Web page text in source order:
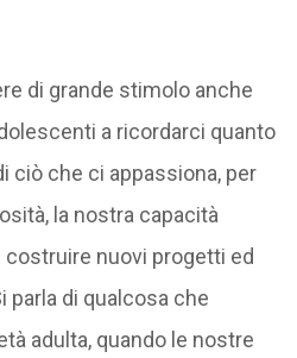
di grande stimolo anche
a ricordarci quanto
ciò che ci appassiona, per
la nostra capacità
nuovi progetti ed
parla di qualcosa che
adulta, quando le nostre